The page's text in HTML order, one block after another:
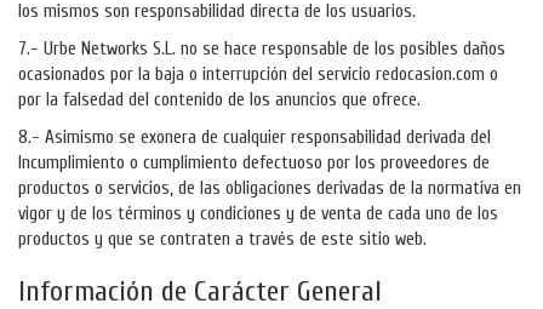
los mismos son responsabilidad directa de los usuarios.
7.- Urbe Networks S.L. no se hace responsable de los posibles daños
ocasionados por la baja o interrupción del servicio redocasion.com o
por la falsedad del contenido de los anuncios que ofrece.
8.- Asimismo se exonera de cualquier responsabilidad derivada del
Incumplimiento o cumplimiento defectuoso por los proveedores de
productos o servicios, de las obligaciones derivadas de la normativa en
vigor y de los términos y condiciones y de venta de cada uno de los
productos y que se contraten a través de este sitio web.
Información de Carácter General